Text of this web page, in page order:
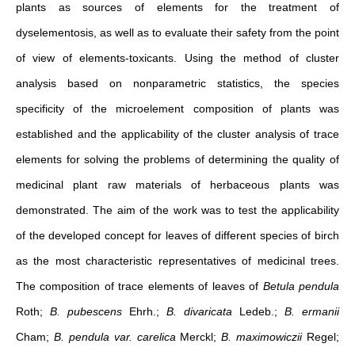
plants as sources of elements for the treatment of
dyselementosis, as well as to evaluate their safety from the point
of view of elements-toxicants. Using the method of cluster
analysis based on nonparametric statistics, the species
specificity of the microelement composition of plants was
established and the applicability of the cluster analysis of trace
elements for solving the problems of determining the quality of
medicinal plant raw materials of herbaceous plants was
demonstrated. The aim of the work was to test the applicability
of the developed concept for leaves of different species of birch
as the most characteristic representatives of medicinal trees.
The composition of trace elements of leaves of Betula pendula
Roth; B. pubescens Ehrh.; B. divaricata Ledeb.; B. ermanii
Cham; B. pendula var. carelica Merckl;B. maximowicziiRegel;